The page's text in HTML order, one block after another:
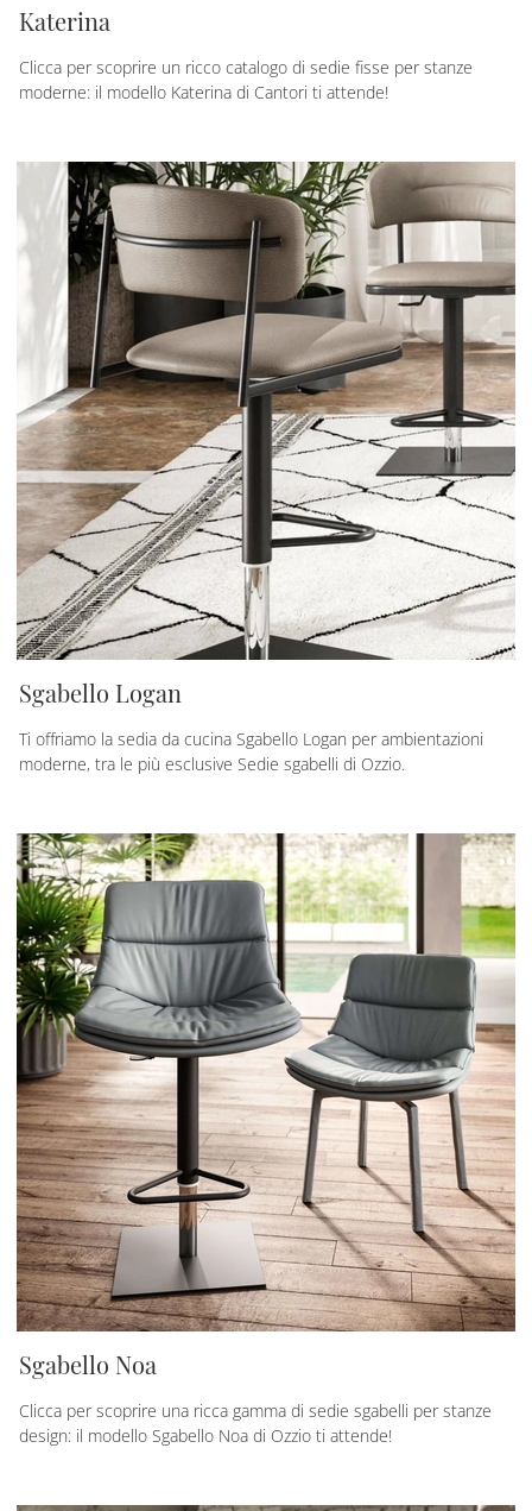
Katerina
Clicca per scoprire un ricco catalogo di sedie fisse per stanze
moderne: il modello Katerina di Cantori ti attende!
Sgabello Logan
Ti offriamo la sedia da cucina Sgabello Logan per ambientazioni
moderne, tra le più esclusive Sedie sgabelli di Ozzio.
Sgabello Noa
Clicca per scoprire una ricca gamma di sedie sgabelli per stanze
design: il modello Sgabello Noa di Ozzio ti attende!